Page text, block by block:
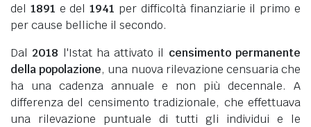
del 1891 e del1941 per difficoltà finanziarie il primo e
per cause belliche il secondo.
Dal 2018 l'Istat ha attivato il censimento permanente
della popolazione, una nuova rilevazione censuaria che
ha una cadenza annuale e non più decennale. A
differenza del censimento tradizionale, che effettuava
una rilevazione puntuale di tutti gli individui e le